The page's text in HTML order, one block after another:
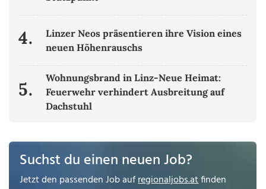
4.
Linzer Neos präsentieren ihre Vision eines
neuen Höhenrauschs
5.
Wohnungsbrand in Linz-Neue Heimat:
Feuerwehr verhindert Ausbreitung auf
Dachstuhl
Suchst du einen neuen Job?
Jetzt den passenden Job aufregionaljobs.atfinden